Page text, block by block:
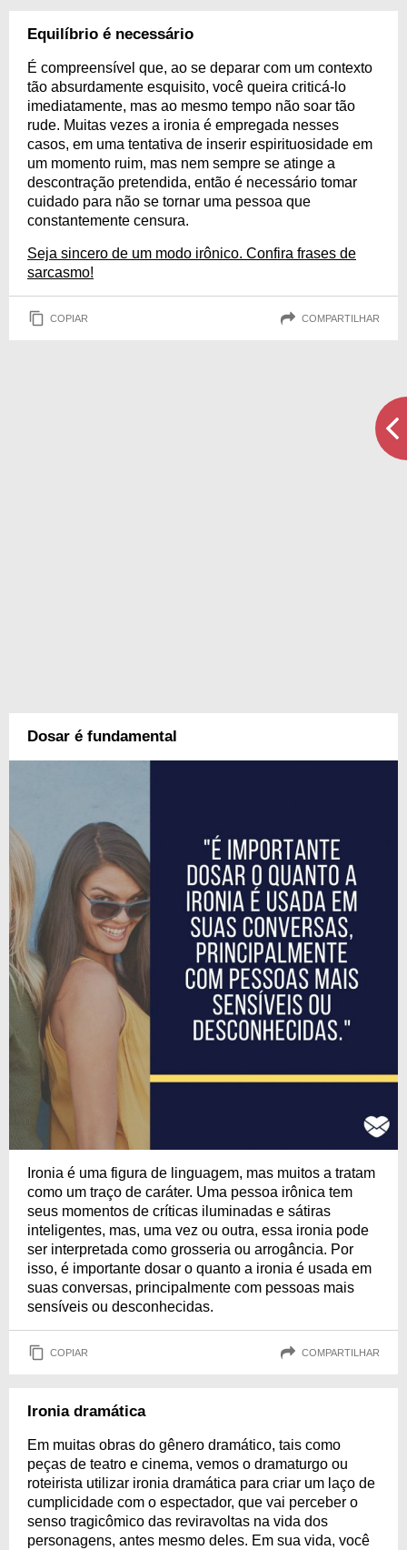
Equilíbrio é necessário
É compreensível que, ao se deparar com um contexto
tão absurdamente esquisito, você queira criticá-lo
imediatamente, mas ao mesmo tempo não soar tão
rude. Muitas vezes a ironia é empregada nesses
casos, em uma tentativa de inserir espirituosidade em
um momento ruim, mas nem sempre se atinge a
descontração pretendida, então é necessário tomar
cuidado para não se tornar uma pessoa que
constantemente censura.
Seja sincero de um modo irônico. Confira frases de
sarcasmo!
COPIAR COMPARTILHAR
Dosar é fundamental
Ironia é uma figura de linguagem, mas muitos a tratam
como um traço de caráter. Uma pessoa irônica tem
seus momentos de críticas iluminadas e sátiras
inteligentes, mas, uma vez ou outra, essa ironia pode
ser interpretada como grosseria ou arrogância. Por
isso, é importante dosar o quanto a ironia é usada em
suas conversas, principalmente com pessoas mais
sensíveis ou desconhecidas.
COPIAR COMPARTILHAR
Ironia dramática
Em muitas obras do gênero dramático, tais como
peças de teatro e cinema, vemos o dramaturgo ou
roteirista utilizar ironia dramática para criar um laço de
cumplicidade com o espectador, que vai perceber o
senso tragicômico das reviravoltas na vida dos
personagens, antes mesmo deles. Em sua vida, você